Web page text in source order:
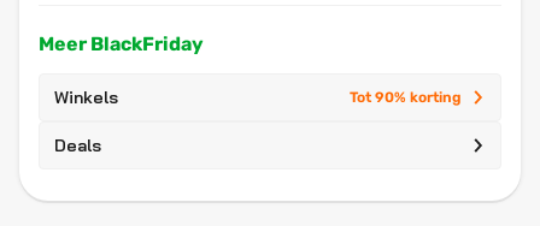
Meer BlackFriday
Winkels Tot 90% korting
Deals